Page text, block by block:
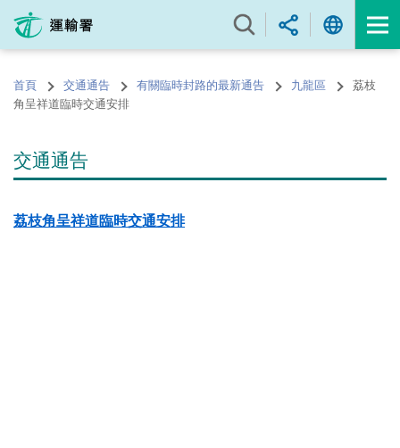
內
的
開
首頁 交通通告 有關臨時封路的最新通告 九龍區
荔枝
角呈祥道臨時交通安排
交通通告
荔枝角呈祥道臨時交通安排